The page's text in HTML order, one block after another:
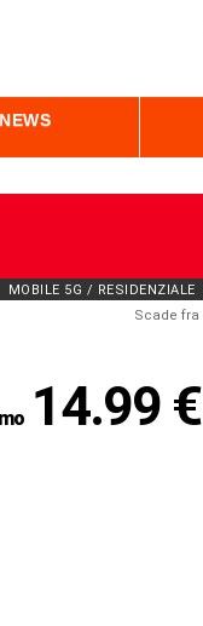
NEWS
MOBILE 5G / RESIDENZIALE
Scade fra
14.99 €